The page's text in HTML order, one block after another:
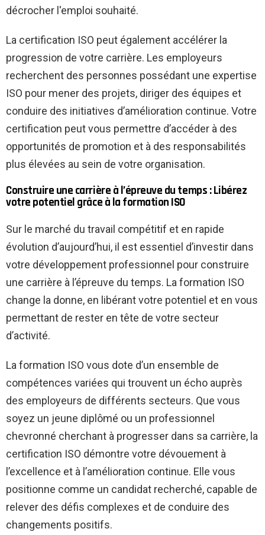
décrocher l'emploi souhaité.
La certification ISO peut également accélérer la
progression de votre carrière. Les employeurs
recherchent des personnes possédant une expertise
ISO pour mener des projets, diriger des équipes et
conduire des initiatives d’amélioration continue. Votre
certification peut vous permettre d’accéder à des
opportunités de promotion et à des responsabilités
plus élevées au sein de votre organisation.
Construire une carrière à l’épreuve du temps : Libérez
votre potentiel grâce à la formation ISO
Sur le marché du travail compétitif et en rapide
évolution d’aujourd’hui, il est essentiel d’investir dans
votre développement professionnel pour construire
une carrière à l’épreuve du temps. La formation ISO
change la donne, en libérant votre potentiel et en vous
permettant de rester en tête de votre secteur
d’activité.
La formation ISO vous dote d’un ensemble de
compétences variées qui trouvent un écho auprès
des employeurs de différents secteurs. Que vous
soyez un jeune diplômé ou un professionnel
chevronné cherchant à progresser dans sa carrière, la
certification ISO démontre votre dévouement à
l’excellence et à l’amélioration continue. Elle vous
positionne comme un candidat recherché, capable de
relever des défis complexes et de conduire des
changements positifs.